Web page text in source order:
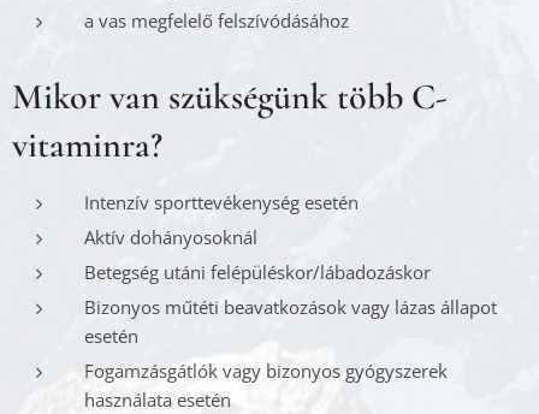
a vas megfelelő felszívódásához
Mikor van szükségünk több C-
vitaminra?
Intenzív sporttevékenység esetén
Aktív dohányosoknál
Betegség utáni felépüléskor/lábadozáskor
Bizonyos műtéti beavatkozások vagy lázas állapot
esetén
Fogamzásgátlók vagy bizonyos gyógyszerek
használata esetén